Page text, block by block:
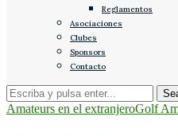
Reglamentos
Asociaciones
Clubes
Sponsors
Contacto
Amateurs en el extranjeroGolf